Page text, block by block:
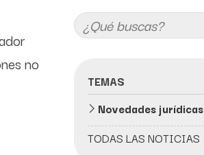
TEMAS
TODAS LAS NOTICIAS
Novedades jurídicas
no